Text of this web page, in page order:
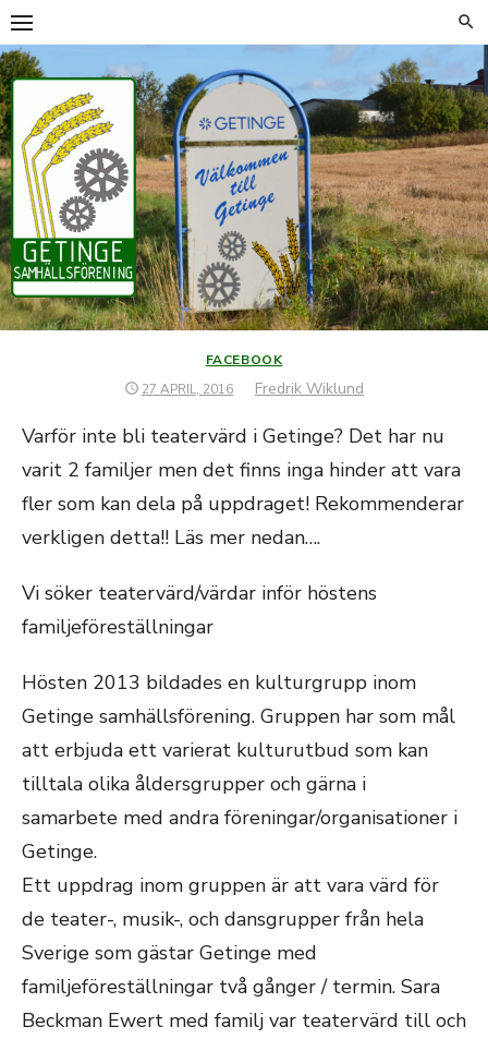
Hoppa
till
innehåll
FACEBOOK
PUBLICERAT
27 APRIL, 2016 Författare
Fredrik Wiklund
Varför inte bli teatervärd i Getinge? Det har nu
varit 2 familjer men det finns inga hinder att vara
fler som kan dela på uppdraget! Rekommenderar
verkligen detta!! Läs mer nedan….
Vi söker teatervärd/värdar inför höstens
familjeföreställningar
Hösten 2013 bildades en kulturgrupp inom
Getinge samhällsförening. Gruppen har som mål
att erbjuda ett varierat kulturutbud som kan
tilltala olika åldersgrupper och gärna i
samarbete med andra föreningar/organisationer i
Getinge.
Ett uppdrag inom gruppen är att vara värd för
de teater-, musik-, och dansgrupper från hela
Sverige som gästar Getinge med
familjeföreställningar två gånger / termin. Sara
Beckman Ewert med familj var teatervärd till och